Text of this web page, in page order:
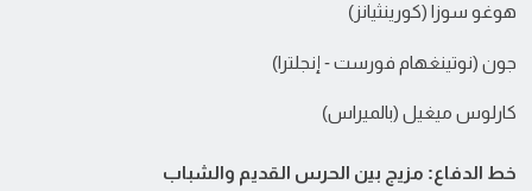
هوغو سوزا (كورينثيانز)
جون (نوتينغهام فورست - إنجلترا)
كارلوس ميغيل (بالميراس)
خط الدفاع: مزيج بين الحرس القديم والشباب